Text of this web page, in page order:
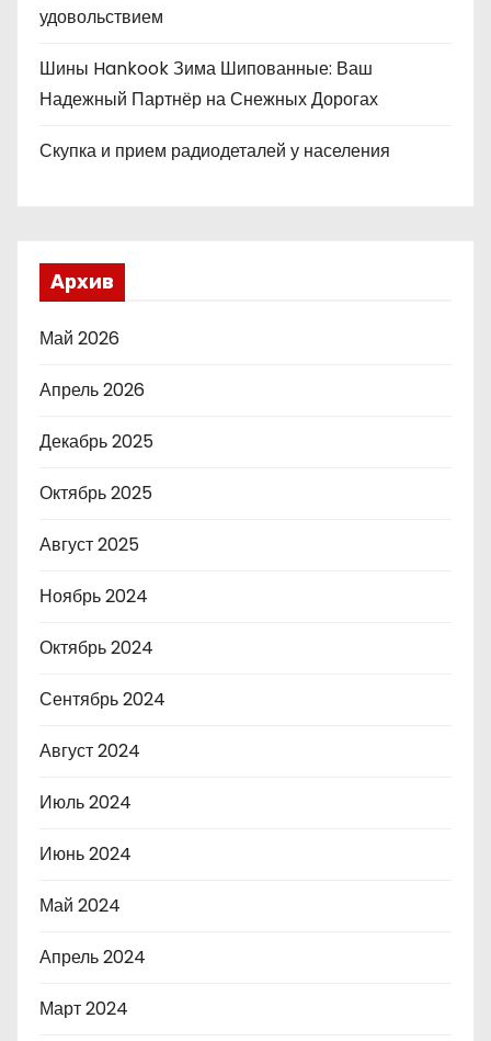
удовольствием
Шины Hankook Зима Шипованные: Ваш
Надежный Партнёр на Снежных Дорогах
Скупка и прием радиодеталей у населения
Архив
Май 2026
Апрель 2026
Декабрь 2025
Октябрь 2025
Август 2025
Ноябрь 2024
Октябрь 2024
Сентябрь 2024
Август 2024
Июль 2024
Июнь 2024
Май 2024
Апрель 2024
Март 2024